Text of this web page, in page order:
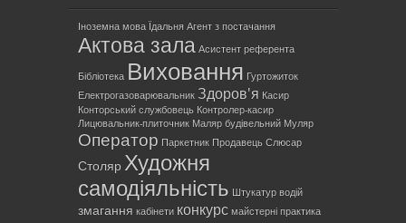
Іноземна мова Їдальня Агент з постачання
Актова зала Асистент референта
Бібліотека Виховання Гуртожиток
Електрогазоварювальник Здоров'я Касир
Конторський службовець Контролер-касир
Лицювальник-плиточник Маляр будівельний Муляр
Оператор Паркетник Продавець Слюсар
Столяр Художня
самодіяльність Штукатур водій
змагання кабінети конкурс майстерні практика